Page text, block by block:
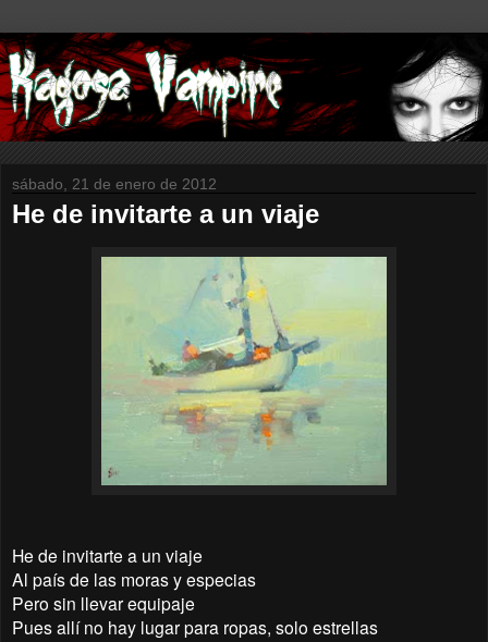
sábado, 21 de enero de 2012
He de invitarte a un viaje
He de invitarte a un viaje
Al país de las moras y especias
Pero sin llevar equipaje
Pues allí no hay lugar para ropas, solo estrellas